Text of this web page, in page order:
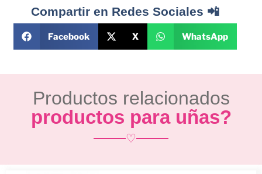
Compartir en Redes Sociales 📲
Facebook X WhatsApp
Productos relacionados
productos para uñas?
♡